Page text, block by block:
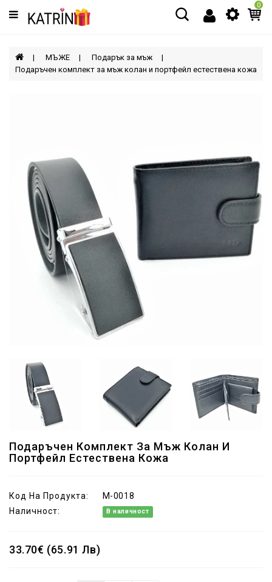
Категории
МЪЖЕ
0
МЪЖЕ
Подарък за мъж
Подаръчен комплект за мъж колан и портфейл естествена кожа
Подаръчен Комплект За Мъж Колан И
Портфейл Естествена Кожа
Код На Продукта:
M-0018
Наличност:
В наличност
33.70€ (65.91 Лв)